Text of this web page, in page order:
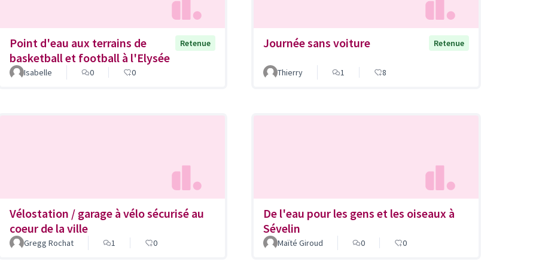
Point d'eau aux terrains de
basketball et football à l'Elysée
Retenue
Isabelle 0 0
Journée sans voiture Retenue
Thierry 1 8
Vélostation / garage à vélo sécurisé au
coeur de la ville
Gregg Rochat 1 0
De l'eau pour les gens et les oiseaux à
Sévelin
Maïté Giroud 0 0